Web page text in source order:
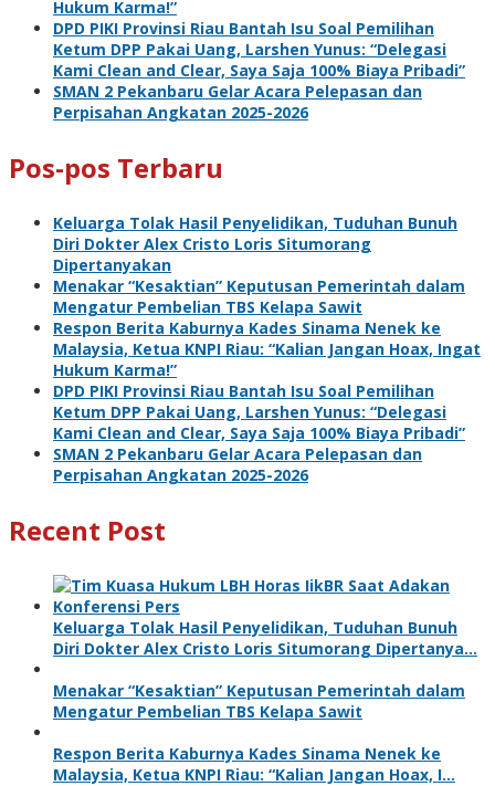
Hukum Karma!”
DPD PIKI Provinsi Riau Bantah Isu Soal Pemilihan
Ketum DPP Pakai Uang, Larshen Yunus: “Delegasi
Kami Clean and Clear, Saya Saja 100% Biaya Pribadi”
SMAN 2 Pekanbaru Gelar Acara Pelepasan dan
Perpisahan Angkatan 2025-2026
Pos-pos Terbaru
Keluarga Tolak Hasil Penyelidikan, Tuduhan Bunuh
Diri Dokter Alex Cristo Loris Situmorang
Dipertanyakan
Menakar “Kesaktian” Keputusan Pemerintah dalam
Mengatur Pembelian TBS Kelapa Sawit
Respon Berita Kaburnya Kades Sinama Nenek ke
Malaysia, Ketua KNPI Riau: “Kalian Jangan Hoax, Ingat
Hukum Karma!”
DPD PIKI Provinsi Riau Bantah Isu Soal Pemilihan
Ketum DPP Pakai Uang, Larshen Yunus: “Delegasi
Kami Clean and Clear, Saya Saja 100% Biaya Pribadi”
SMAN 2 Pekanbaru Gelar Acara Pelepasan dan
Perpisahan Angkatan 2025-2026
Recent Post
Keluarga Tolak Hasil Penyelidikan, Tuduhan Bunuh
Diri Dokter Alex Cristo Loris Situmorang Dipertanya…
Menakar “Kesaktian” Keputusan Pemerintah dalam
Mengatur Pembelian TBS Kelapa Sawit
Respon Berita Kaburnya Kades Sinama Nenek ke
Malaysia, Ketua KNPI Riau: “Kalian Jangan Hoax, I…